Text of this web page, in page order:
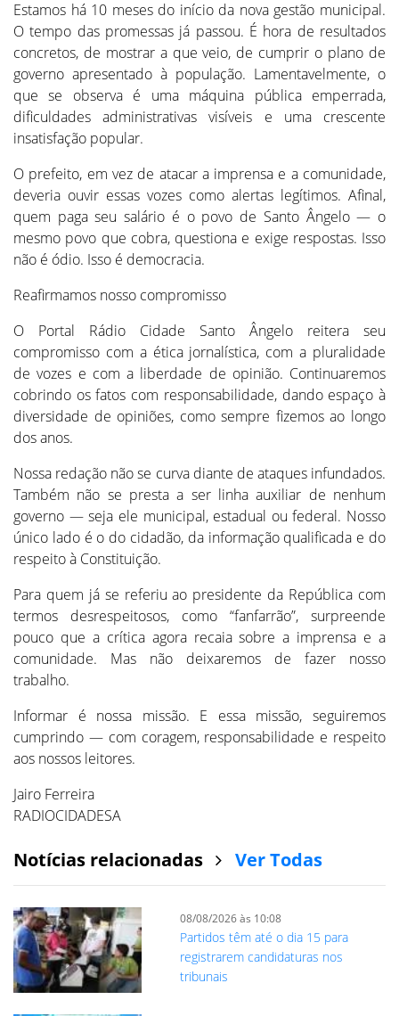
Estamos há 10 meses do início da nova gestão municipal.
O tempo das promessas já passou. É hora de resultados
concretos, de mostrar a que veio, de cumprir o plano de
governo apresentado à população. Lamentavelmente, o
que se observa é uma máquina pública emperrada,
dificuldades administrativas visíveis e uma crescente
insatisfação popular.
O prefeito, em vez de atacar a imprensa e a comunidade,
deveria ouvir essas vozes como alertas legítimos. Afinal,
quem paga seu salário é o povo de Santo Ângelo — o
mesmo povo que cobra, questiona e exige respostas. Isso
não é ódio. Isso é democracia.
Reafirmamos nosso compromisso
O Portal Rádio Cidade Santo Ângelo reitera seu
compromisso com a ética jornalística, com a pluralidade
de vozes e com a liberdade de opinião. Continuaremos
cobrindo os fatos com responsabilidade, dando espaço à
diversidade de opiniões, como sempre fizemos ao longo
dos anos.
Nossa redação não se curva diante de ataques infundados.
Também não se presta a ser linha auxiliar de nenhum
governo — seja ele municipal, estadual ou federal. Nosso
único lado é o do cidadão, da informação qualificada e do
respeito à Constituição.
Para quem já se referiu ao presidente da República com
termos desrespeitosos, como “fanfarrão”, surpreende
pouco que a crítica agora recaia sobre a imprensa e a
comunidade. Mas não deixaremos de fazer nosso
trabalho.
Informar é nossa missão. E essa missão, seguiremos
cumprindo — com coragem, responsabilidade e respeito
aos nossos leitores.
Jairo Ferreira
RADIOCIDADESA
Notícias relacionadas Ver Todas
08/08/2026 às 10:08
Partidos têm até o dia 15 para
registrarem candidaturas nos
tribunais